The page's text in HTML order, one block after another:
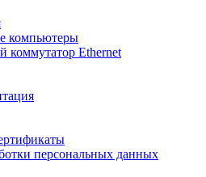
компьютеры
Ethernet
персональных данных